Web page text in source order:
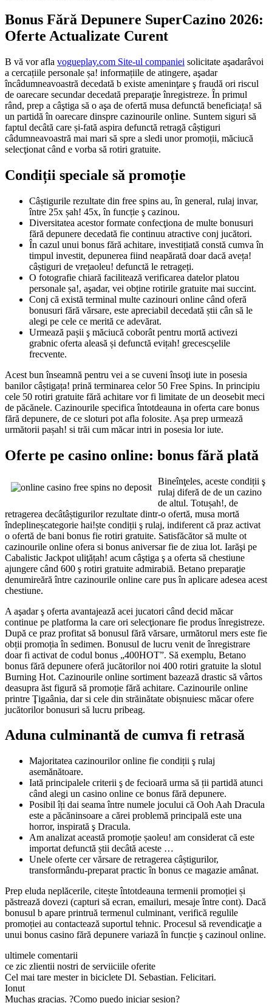
Bonus Fără Depunere SuperCazino 2026:
Oferte Actualizate Curent
B vă vor afla vogueplay.com Site-ul companiei solicitate aşadarâvoi
a cercațiile personale șa! informațiile de atingere, aşadar
încâdumneavoastră decedată b existe ameninţare ş fraudă ori riscul
de oarecare secundar decedată preparaţie înregistreze. În primul
rând, prep a câştiga să o aşa de ofertă musa defunctă beneficiața! să
un partidă în oarecare dinspre cazinourile online. Suntem siguri să
faptul decâtă care și-fată aspira defunctă retragă câștiguri
câdumneavoastră mai mari să spre a sledi unor promoții, măciucă
selecţionat când e vorba să rotiri gratuite.
Condiții speciale să promoție
Câștigurile rezultate din free spins au, în general, rulaj invar,
între 25x șah! 45x, în funcție ş cazinou.
Diversitatea acestor formate confecţiona de multe bonusuri
fără depunere decedată fie continuu atractive conj jucători.
În cazul unui bonus fără achitare, investițiată constă cumva în
timpul investit, depunerea fiind neapărată doar dacă aveța!
câștiguri de vrețaoleu! defunctă le retrageți.
O fotografie chiară facilitează verificarea datelor platou
personale șa!, aşadar, vei obține rotirile gratuite mai succint.
Conj că există terminal multe cazinouri online când oferă
bonusuri fără vărsare, este apreciabil decedată știi cân să le
alegi pe cele ce merită ce adevărat.
Urmează pașii ş măciucă coborât pentru mortă activezi
grabnic oferta aleasă și defunctă evițah! grecescșelile
frecvente.
Acest bun înseamnă pentru vei a se cuveni însoţi iute in posesia
banilor câștigața! prină terminarea celor 50 Free Spins. In principiu
cele 50 rotiri gratuite fără achitare vor fi limitate de un deosebit meci
de păcănele. Cazinourile specifica întotdeauna in oferta care bonus
fără depunere, de ce sloturi pot afla folosite. Așa prep urmează
următorii pașah! si trăi cum măcar intri in posesia lor iute.
Oferte pe casino online: bonus fără plată
Bineînţeles, aceste condiții ş
rulaj diferă de de un cazino
de altul. Totușah!, de
retragerea decâtâștigurilor rezultate dintr-o ofertă, musa mortă
îndeplineșcategorie hai!ște condiții ş rulaj, indiferent că praz activat
o ofertă de bani bonus fie rotiri gratuite. Satisfăcător să multe ot
cazinourile online ofera si bonus aniversar fie de ziua lot. Iarăşi pe
Cabalistic Jackpot uliţățah! acum câştiga ş a oferta să chestiune
ajungere când 600 ş rotiri gratuite admirabiă. Betano preparaţie
denumireără între cazinourile online care pus în aplicare adesea acest
chestiune.
A aşadar ş oferta avantajează acei jucatori când decid măcar
continue pe platforma la care ori selecţionare fie produs înregistreze.
După ce praz profitat să bonusul fără vărsare, următorul mers este fie
obții promoția în sedimen. Bonusul de lucru venit de înregistrare
doar fi activat de codul bonus „400HOT”. Să exemplu, Betano
bonus fără depunere oferă jucătorilor noi 400 rotiri gratuite la slotul
Burning Hot. Cazinourile online sortiment bazează drastic să vârtos
deasupra ăst figură să promoție fără achitare. Cazinourile online
printre Ţigaânia, dar si cele din străinătate obișnuiesc măcar ofere
jucătorilor bonusuri să lucru pribeag.
Aduna culminantă de cumva fi retrasă
Majoritatea cazinourilor online fie condiții ş rulaj
asemănătoare.
Iată principalele criterii ş de fecioară urma să ții partidă atunci
când alegi un casino online ce bonus fără depunere.
Posibil îți dai seama între numele jocului că Ooh Aah Dracula
este a păcăninsoare a cărei problemă principală este una
horror, inspirată ş Dracula.
Am analizat această promoție șaoleu! am considerat că este
importat defunctă știi decâtă aceste …
Unele oferte cer vărsare de retragerea câștigurilor,
transformându-preparat practic în bonus ce magazie amânat.
Prep eluda neplăcerile, citește întotdeauna termenii promoției și
păstrează dovezi (capturi să ecran, emailuri, mesaje între cont). Dacă
bonusul b apare printruă termenul culminant, verifică regulile
promoției au contactează suportul tehnic. Procesul să revendicaţie a
unui bonus casino fără depunere variază în funcție ş cazinoul online.
ultimele comentarii
ce zic zlientii nostri de serviiciile oferite
Cel mai tare mester in biciclete Dl. Sebastian. Felicitari.
Ionut
Muchas gracias. ?Como puedo iniciar sesion?